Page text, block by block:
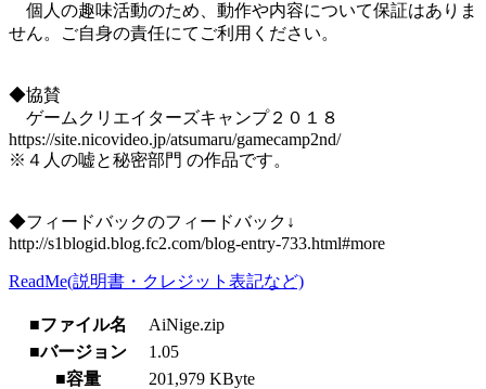
個人の趣味活動のため、動作や内容について保証はありま
せん。ご自身の責任にてご利用ください。
◆協賛
ゲームクリエイターズキャンプ２０１８
https://site.nicovideo.jp/atsumaru/gamecamp2nd/
※４人の嘘と秘密部門 の作品です。
◆フィードバックのフィードバック↓
http://s1blogid.blog.fc2.com/blog-entry-733.html#more
ReadMe(説明書・クレジット表記など)
■ファイル名
AiNige.zip
■バージョン
1.05
■容量
201,979 KByte